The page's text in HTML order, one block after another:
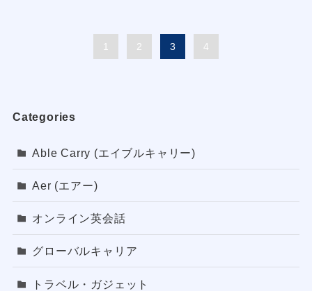
1 2 3 4
Categories
Able Carry (エイブルキャリー)
Aer (エアー)
オンライン英会話
グローバルキャリア
トラベル・ガジェット